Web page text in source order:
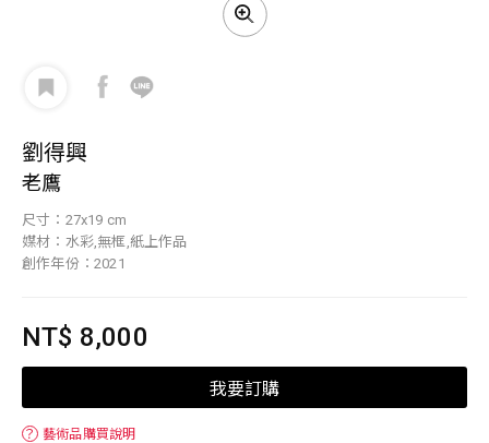
劉得興
老鷹
尺寸：27x19 cm
媒材：水彩,無框,紙上作品
創作年份：2021
NT$ 8,000
我要訂購
？ 藝術品購買說明